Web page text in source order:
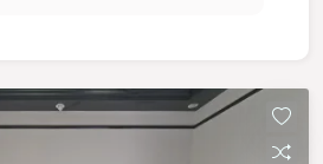
e controle por
elevatória; 03 vagas de
e 02 descobertas;